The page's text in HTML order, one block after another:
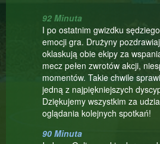
92 Minuta
I po ostatnim gwizdku
emocji gra. Drużyny
oklaskują obie ekipy za
mecz pełen zwrotów akcji,
momentów. Takie chwile
jedną z najpiękniejszych
Dziękujemy wszystkim za
oglądania kolejnych spotkań!
90 Minuta